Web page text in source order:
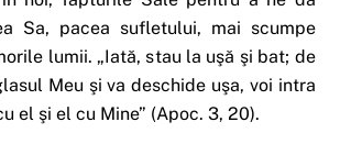
Sa, pacea sufletului, mai scumpe
lumii. „Iată, stau la uşă şi bat; de
Meu şi va deschide uşa, voi intra
el şi el cu Mine” (Apoc. 3, 20).